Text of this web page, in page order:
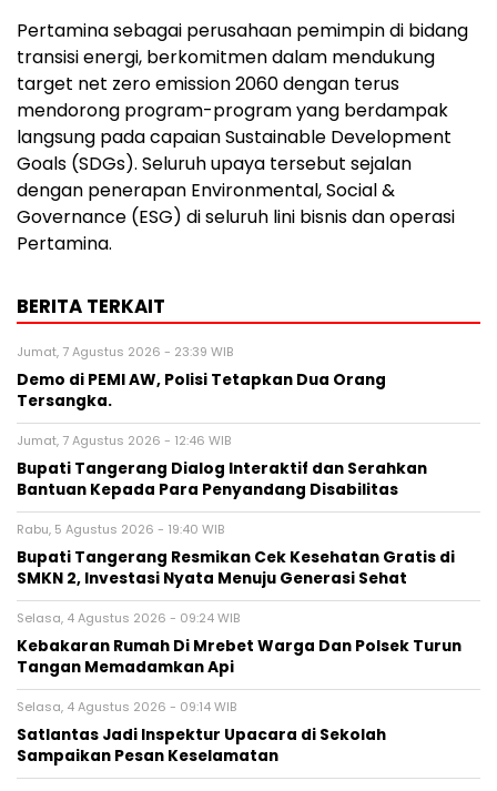
Pertamina sebagai perusahaan pemimpin di bidang
transisi energi, berkomitmen dalam mendukung
target net zero emission 2060 dengan terus
mendorong program-program yang berdampak
langsung pada capaian Sustainable Development
Goals (SDGs). Seluruh upaya tersebut sejalan
dengan penerapan Environmental, Social &
Governance (ESG) di seluruh lini bisnis dan operasi
Pertamina.
BERITA TERKAIT
Jumat, 7 Agustus 2026 - 23:39 WIB
Demo di PEMI AW, Polisi Tetapkan Dua Orang
Tersangka.
Jumat, 7 Agustus 2026 - 12:46 WIB
Bupati Tangerang Dialog Interaktif dan Serahkan
Bantuan Kepada Para Penyandang Disabilitas
Rabu, 5 Agustus 2026 - 19:40 WIB
‎Bupati Tangerang Resmikan Cek Kesehatan Gratis di
SMKN 2, Investasi Nyata Menuju Generasi Sehat
Selasa, 4 Agustus 2026 - 09:24 WIB
Kebakaran Rumah Di Mrebet Warga Dan Polsek Turun
Tangan Memadamkan Api
Selasa, 4 Agustus 2026 - 09:14 WIB
Satlantas Jadi Inspektur Upacara di Sekolah
Sampaikan Pesan Keselamatan